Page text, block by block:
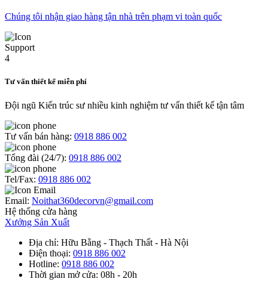
Chúng tôi nhận giao hàng tận nhà trên phạm vi toàn quốc
Tư vấn thiết kế miễn phí
Đội ngũ Kiến trúc sư nhiều kinh nghiệm tư vấn thiết kế tận tâm
Tư vấn bán hàng: 0918 886 002
Tổng đài (24/7): 0918 886 002
Tel/Fax: 0918 886 002
Email: Noithat360decorvn@gmail.com
Hệ thống cửa hàng
Xưởng Sản Xuất
Địa chỉ: Hữu Bằng - Thạch Thất - Hà Nội
Điện thoại: 0918 886 002
Hotline: 0918 886 002
Thời gian mở cửa: 08h - 20h